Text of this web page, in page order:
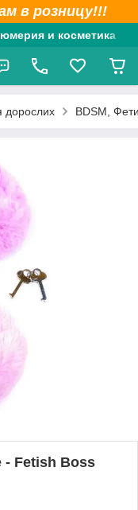
в розницу!!!
и косметика
дорослих BDSM,
- Fetish Boss